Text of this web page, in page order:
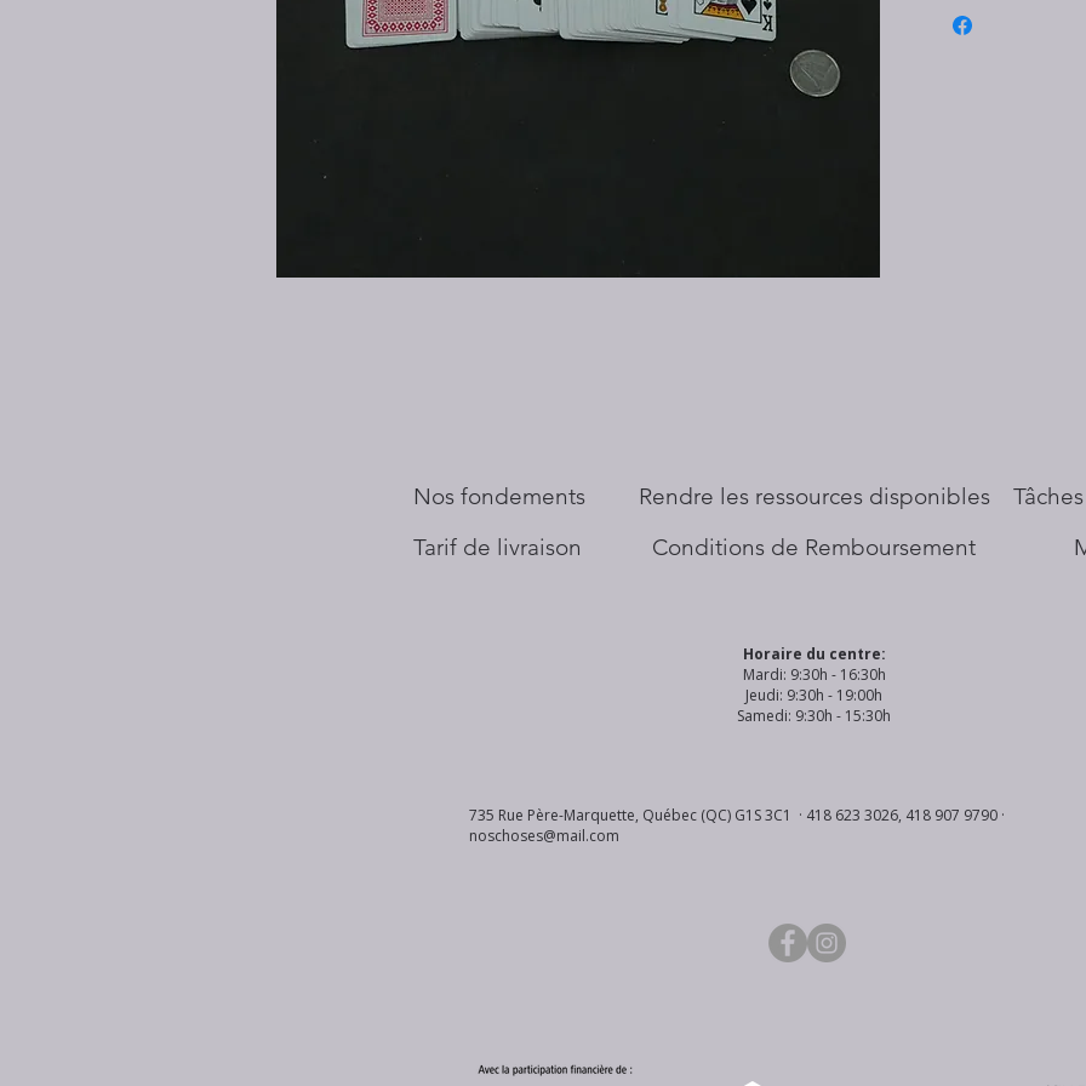
Nos fondements
Tarif de livraison
​Rendre les ressources disponibles
Conditions de Remboursement
Horaire du centre:
Mardi: 9:30h - 16:30h
Jeudi: 9:30h - 19:00h
Samedi: 9:30h - 15:30h
735 Rue Père-Marquette, Québec (QC) G1S 3C1 · 418 623 3026, 418 907 9790 ·
noschoses@mail.com